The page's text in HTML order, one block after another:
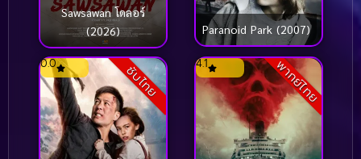
Sawsawan โดลอร์
(2026)
Paranoid Park (2007)
ซับไทย
0.0 พากย์ไทย
4.1